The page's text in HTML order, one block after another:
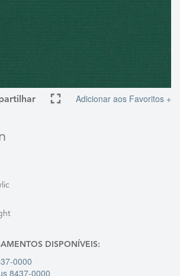
Adicionar aos Favoritos +
DISPONÍVEIS:
0000
8437-0000